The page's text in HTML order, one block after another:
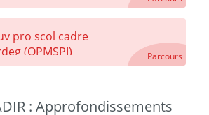
pro scol cadre
(OPMSPI)
Parcours
: Approfondissements